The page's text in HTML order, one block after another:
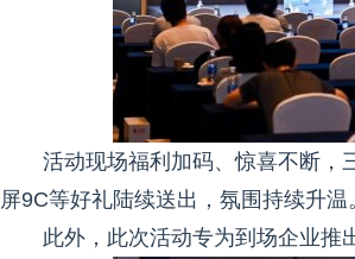
活动现场福利加码、惊喜不断，
屏9C等好礼陆续送出，氛围持续升温
此外，此次活动专为到场企业推